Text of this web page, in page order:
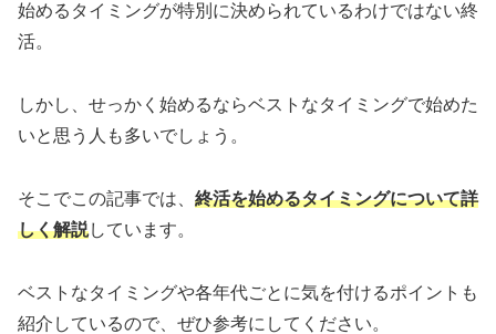
始めるタイミングが特別に決められているわけではない終
活。
しかし、せっかく始めるならベストなタイミングで始めた
いと思う人も多いでしょう。
そこでこの記事では、 終活を始めるタイミングについて詳
しく解説しています。
ベストなタイミングや各年代ごとに気を付けるポイントも
紹介しているので、ぜひ参考にしてください。